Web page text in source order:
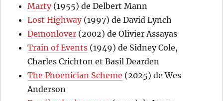
Marty(1955) de Delbert Mann
Lost Highway(1997) de David Lynch
Demonlover (2002) de Olivier Assayas
Train of Events (1949) de Sidney Cole,
Charles Crichton et Basil Dearden
The Phoenician Scheme (2025) de Wes
Anderson